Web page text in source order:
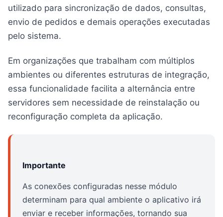
utilizado para sincronização de dados, consultas,
envio de pedidos e demais operações executadas
pelo sistema.
Em organizações que trabalham com múltiplos
ambientes ou diferentes estruturas de integração,
essa funcionalidade facilita a alternância entre
servidores sem necessidade de reinstalação ou
reconfiguração completa da aplicação.
Importante
As conexões configuradas nesse módulo
determinam para qual ambiente o aplicativo irá
enviar e receber informações, tornando sua